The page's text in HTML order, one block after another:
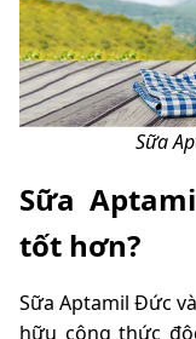
Sữa
Sữa
tốt hơn?
Sữa Aptamil Đức
hữu công thức